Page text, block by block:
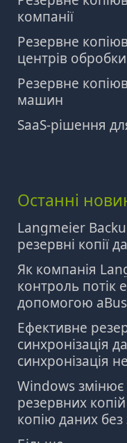
компанії
Резервне
центрів
Резервне
машин
SaaS-рішення
Останні
Langmeier
резервні копії
Як компанія
контроль потік
допомогою
Ефективне
синхронізація
синхронізація
Windows змінює
резервних
копію даних без